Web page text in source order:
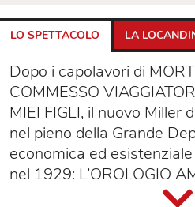
LO SPETTACOLO LA
Dopo i capolavori di
COMMESSO
MIEI FIGLI, il nuovo Miller
nel pieno della Grande
economica ed
nel 1929: L’OROLOGIO
grande affresco corale,